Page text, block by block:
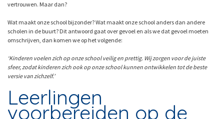
vertrouwen. Maar dan?
Wat maakt onze school bijzonder? Wat maakt onze school anders dan andere
scholen in de buurt? Dit antwoord gaat over gevoel en als we dat gevoel moeten
omschrijven, dan komen we op het volgende:
‘Kinderen voelen zich op onze school veilig en prettig. Wij zorgen voor de juiste
sfeer, zodat kinderen zich ook op onze school kunnen ontwikkelen tot de beste
versie van zichzelf.’
Leerlingen
voorbereiden op de